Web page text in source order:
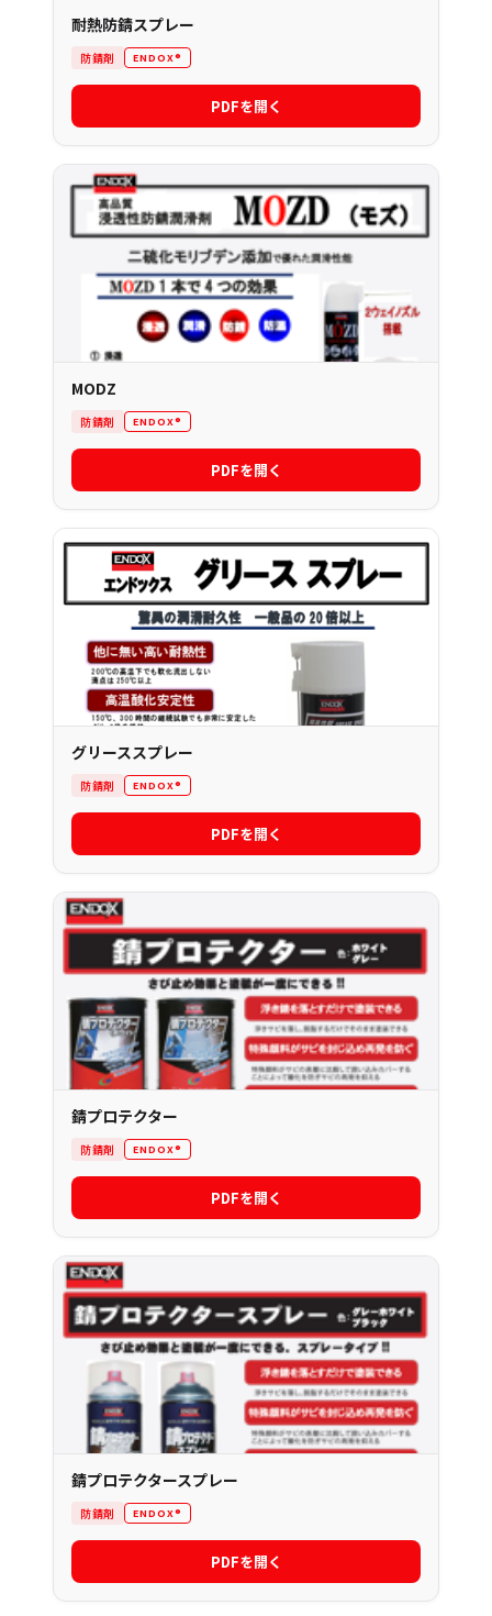
耐熱防錆スプレー
防錆剤 ENDOX®
PDFを開く
MODZ
防錆剤 ENDOX®
PDFを開く
グリーススプレー
防錆剤 ENDOX®
PDFを開く
錆プロテクター
防錆剤 ENDOX®
PDFを開く
錆プロテクタースプレー
防錆剤 ENDOX®
PDFを開く